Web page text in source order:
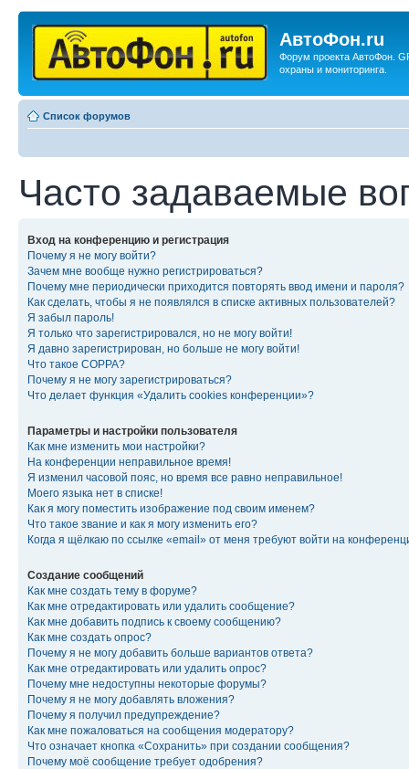
АвтоФон.ru
Форум проекта АвтоФон.
охраны и мониторинга.
Список форумов
Часто задаваемые
Вход на конференцию и регистрация
Почему я не могу войти?
Зачем мне вообще нужно регистрироваться?
Почему мне периодически приходится повторять ввод имени и пароля?
Как сделать, чтобы я не появлялся в списке активных пользователей?
Я забыл пароль!
Я только что зарегистрировался, но не могу войти!
Я давно зарегистрирован, но больше не могу войти!
Что такое COPPA?
Почему я не могу зарегистрироваться?
Что делает функция «Удалить cookies конференции»?
Параметры и настройки пользователя
Как мне изменить мои настройки?
На конференции неправильное время!
Я изменил часовой пояс, но время все равно неправильное!
Моего языка нет в списке!
Как я могу поместить изображение под своим именем?
Что такое звание и как я могу изменить его?
Когда я щёлкаю по ссылке «email» от меня требуют войти на
Создание сообщений
Как мне создать тему в форуме?
Как мне отредактировать или удалить сообщение?
Как мне добавить подпись к своему сообщению?
Как мне создать опрос?
Почему я не могу добавить больше вариантов ответа?
Как мне отредактировать или удалить опрос?
Почему мне недоступны некоторые форумы?
Почему я не могу добавлять вложения?
Почему я получил предупреждение?
Как мне пожаловаться на сообщения модератору?
Что означает кнопка «Сохранить» при создании сообщения?
Почему моё сообщение требует одобрения?